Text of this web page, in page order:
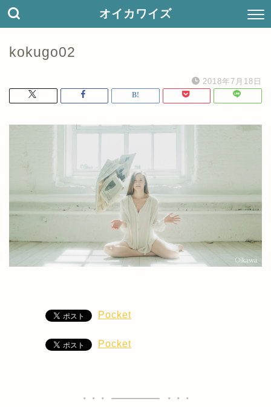
オイカワイズ
kokugo02
2018年7月18日
Pocket
Pocket